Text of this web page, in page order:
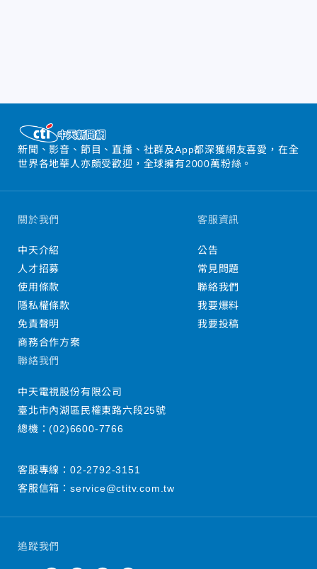
新聞、影音、節目、直播、社群及App都深獲網友喜愛，在全
世界各地華人亦頗受歡迎，全球擁有2000萬粉絲。
追蹤我們
關於我們
中天介紹
人才招募
使用條款
隱私權條款
免責聲明
商務合作方案
客服資訊
公告
常見問題
聯絡我們
我要爆料
我要投稿
聯絡我們
中天電視股份有限公司
臺北市內湖區民權東路六段25號
總機：(02)6600-7766
客服專線： 02-2792-3151
客服信箱： service@ctitv.com.tw